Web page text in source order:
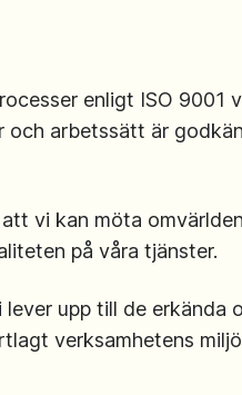
enligt ISO 9001
och arbetssätt är
vi kan möta
på våra tjänster.
upp till de erkända
verksamhetens